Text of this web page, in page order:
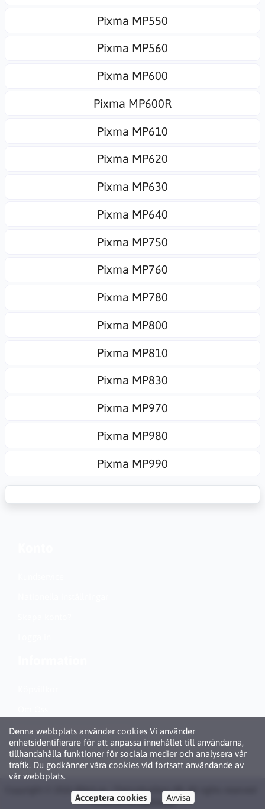
Pixma MP550
Pixma MP560
Pixma MP600
Pixma MP600R
Pixma MP610
Pixma MP620
Pixma MP630
Pixma MP640
Pixma MP750
Pixma MP760
Pixma MP780
Pixma MP800
Pixma MP810
Pixma MP830
Pixma MP970
Pixma MP980
Pixma MP990
Denna webbplats använder cookies Vi använder
enhetsidentifierare för att anpassa innehållet till användarna,
tillhandahålla funktioner för sociala medier och analysera vår
trafik. Du godkänner våra cookies vid fortsatt användande av
vår webbplats.
Acceptera cookies Avvisa
Personuppgiftspolicy (GDPR)
Om Cookies
Copyright © 2026 Bläck.se / Patronbutiken AB. All rights reserved ·
Powered byLiteCart®